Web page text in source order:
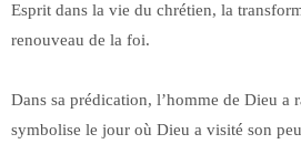
Esprit dans la vie du chrétien, la
renouveau de la foi.
Dans sa prédication, l’homme de Dieu a
symbolise le jour où Dieu a visité son